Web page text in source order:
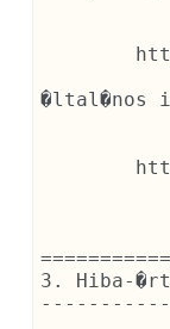
�ltal�nos
3. Hiba-